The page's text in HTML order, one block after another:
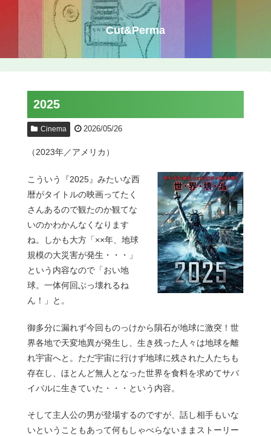
Cut&Perma
2025
Cinema 2026/05/26
（2023年／アメリカ）
こういう『2025』みたいな西
暦がタイトルの映画ってたく
さんあるので観たのか観てな
いのかわかんなくなります
ね。しかも大方「××年、地球
規模の大災害が発生・・・」
という内容なので「おい地
球。一体何回ぶっ壊れるね
ん！」と。
御多分に漏れず今回ものっけから隕石が地球に激突！世
界各地で天変地異が発生し、生き残った人々は地球を離
れ宇宙へと。ただ宇宙に行けず地球に残された人たちも
存在し、ほとんど無人となった世界を食料を求めてサバ
イバルに生きていた・・・という内容。
そして主人公の男が登場するのですが、話し相手もいな
いということもあって何もしゃべらないままストーリー